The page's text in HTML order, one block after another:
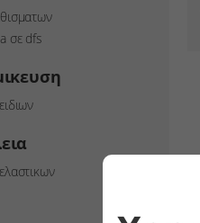
σε dfs